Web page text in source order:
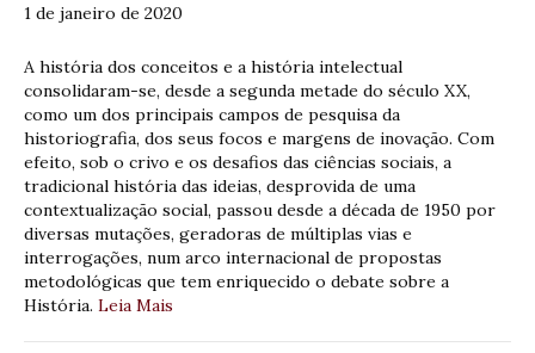
1 de janeiro de 2020
A história dos conceitos e a história intelectual
consolidaram-se, desde a segunda metade do século XX,
como um dos principais campos de pesquisa da
historiografia, dos seus focos e margens de inovação. Com
efeito, sob o crivo e os desafios das ciências sociais, a
tradicional história das ideias, desprovida de uma
contextualização social, passou desde a década de 1950 por
diversas mutações, geradoras de múltiplas vias e
interrogações, num arco internacional de propostas
metodológicas que tem enriquecido o debate sobre a
História. Leia Mais